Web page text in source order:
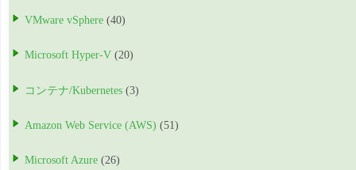
VMware vSphere (40)
Microsoft Hyper-V (20)
コンテナ/Kubernetes (3)
Amazon Web Service (AWS) (51)
Microsoft Azure (26)